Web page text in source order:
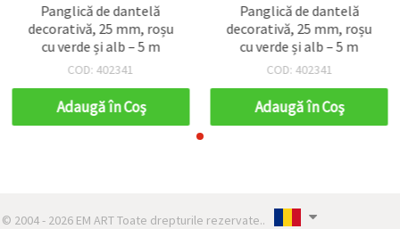
Panglică de dantelă
decorativă, 25 mm, roșu
cu verde și alb – 5 m
COD: 402341
Adaugă în Coş
Panglică de dantelă
decorativă, 25 mm, roșu
cu verde și alb – 5 m
COD: 402341
Adaugă în Coş
© 2004 - 2026 EM ART Toate drepturile rezervate..